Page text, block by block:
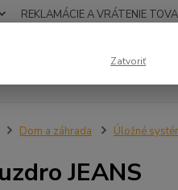
REKLAMÁCIE A VRÁTENIE
Hľadať
Dom a záhrada Úložné
JEANS
Zatvoriť